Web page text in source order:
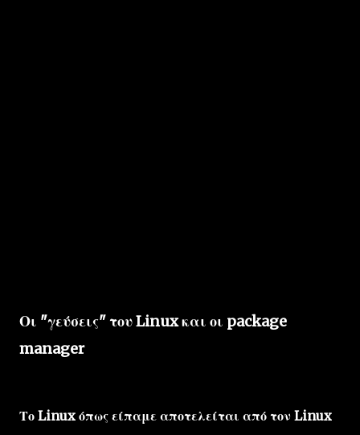
Οι "γεύσεις" του Linux και οι package
manager
Το Linux όπως είπαμε αποτελείται από τον Linux